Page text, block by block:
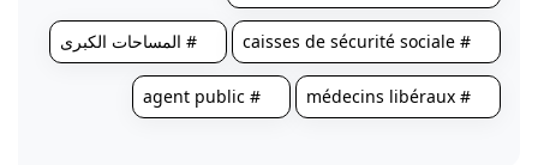
# caisses de sécurité sociale # المساحات الكبرى
# médecins libéraux
# agent public